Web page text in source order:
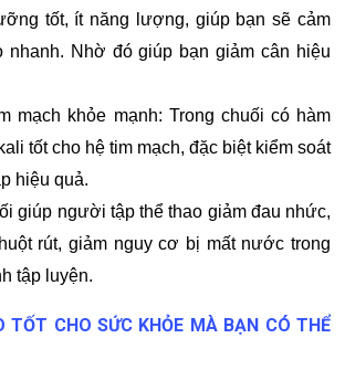
tốt, ít năng lượng, giúp bạn sẽ cảm
nhanh. Nhờ đó giúp bạn giảm cân hiệu
mạch khỏe mạnh: Trong chuối có hàm
tốt cho hệ tim mạch, đặc biệt kiểm soát
hiệu quả.
giúp người tập thể thao giảm đau nhức,
rút, giảm nguy cơ bị mất nước trong
tập luyện.
TỐT CHO SỨC KHỎE MÀ BẠN CÓ THỂ